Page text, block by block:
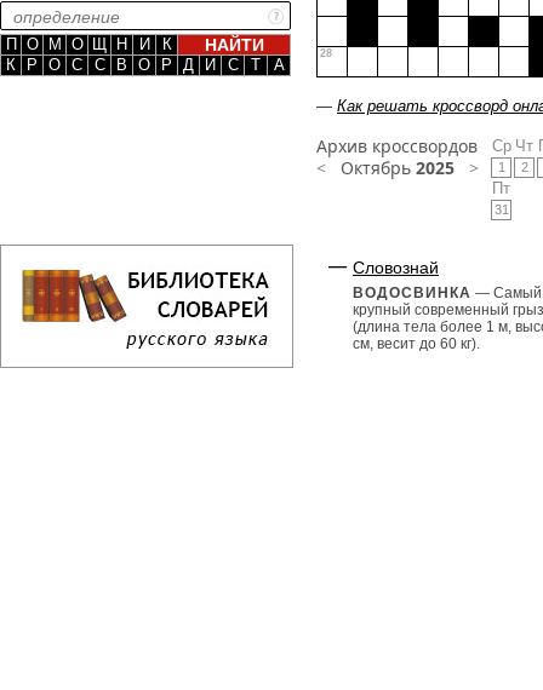
П О М О Щ Н И
К
К
Р О С С В О Р Д И С Т А
28
— Как решать кроссворд
Архив кроссвордов
< Октябрь 2025 >
Ср
1
Чт
2
Пт
31
Словознай
ВОДОСВИНКА — Самый
крупный современный
(длина тела более 1 м,
см, весит до 60 кг).